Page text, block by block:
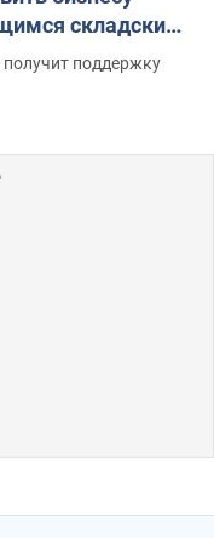
складским
получит поддержку